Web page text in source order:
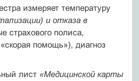
измеряет температуру
и отказа в
полиса,
помощь»), диагноз
лист «Медицинской карты